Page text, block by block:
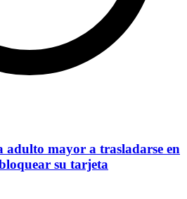
adulto mayor a trasladarse en
su tarjeta